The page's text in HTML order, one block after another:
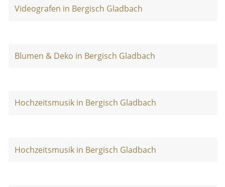
Videografen in Bergisch Gladbach
Blumen & Deko in Bergisch Gladbach
Hochzeitsmusik in Bergisch Gladbach
Hochzeitsmusik in Bergisch Gladbach